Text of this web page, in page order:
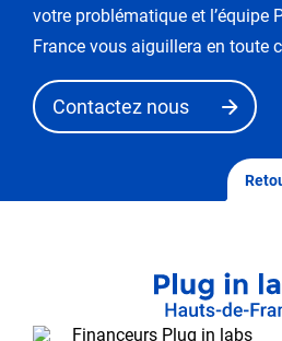
le
mode
«
demande
».
modifications,
votre problématique et l’équipe
France vous aiguillera en toute
Contactez nous